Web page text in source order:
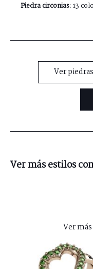
Piedra circonias:13
Ver
Ver más estilos
Ver